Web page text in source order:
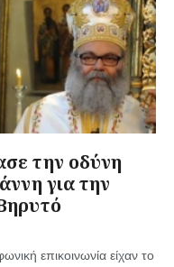
την οδύνη
για την
επικοινωνία είχαν το